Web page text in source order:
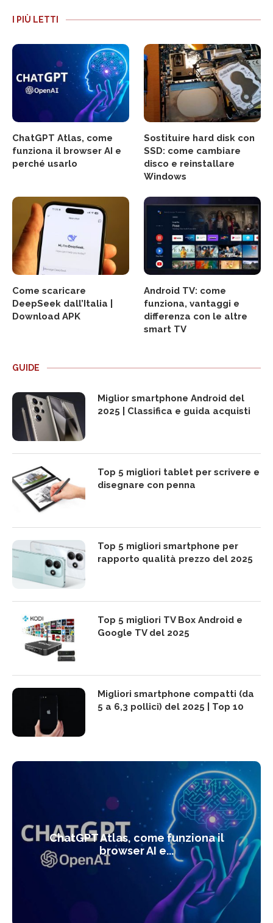
I PIÙ LETTI
ChatGPT Atlas, come
funziona il browser AI e
perché usarlo
Sostituire hard disk con
SSD: come cambiare
disco e reinstallare
Windows
Come scaricare
DeepSeek dall’Italia |
Download APK
Android TV: come
funziona, vantaggi e
differenza con le altre
smart TV
GUIDE
Miglior smartphone Android del
2025 | Classifica e guida acquisti
Top 5 migliori tablet per scrivere e
disegnare con penna
Top 5 migliori smartphone per
rapporto qualità prezzo del 2025
Top 5 migliori TV Box Android e
Google TV del 2025
Migliori smartphone compatti (da
5 a 6,3 pollici) del 2025 | Top 10
ChatGPT Atlas, come funziona il
browser AI e...